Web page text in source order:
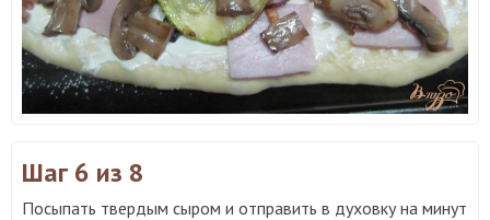
Шаг 6 из 8
Посыпать твердым сыром и отправить в духовку на минут